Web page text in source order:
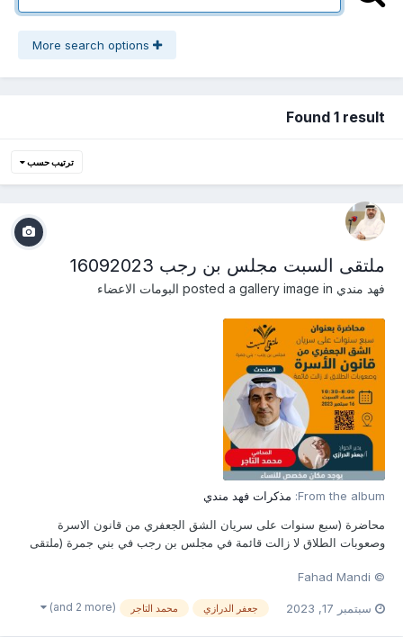
Found 1 result
ترتيب حسب
ملتقى السبت مجلس بن رجب 16092023
فهد مندي البومات الاعضاء
From the album: مذكرات فهد مندي
محاضرة (سبع سنوات على سريان الشق الجعفري من قانون الاسرة
وصعوبات الطلاق لا زالت قائمة في مجلس بن رجب في بني جمرة (ملتقى
المحامي محمد التاجر ويدير الحوار أ/ جعفر الدرازي
© Fahad Mandi
سبتمبر 17, 2023 جعفر الدرازي محمد التاجر (and 2 more)